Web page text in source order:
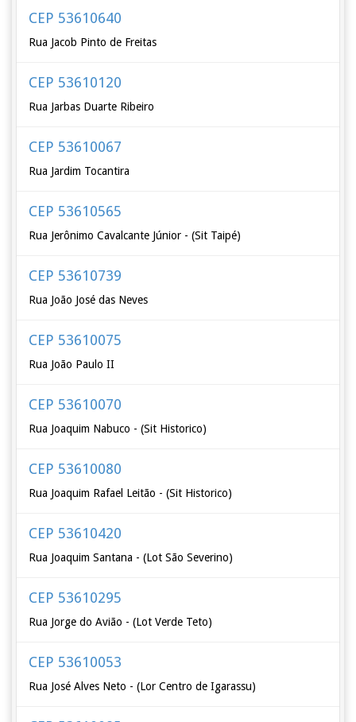
CEP 53610640
Rua Jacob Pinto de Freitas
CEP 53610120
Rua Jarbas Duarte Ribeiro
CEP 53610067
Rua Jardim Tocantira
CEP 53610565
Rua Jerônimo Cavalcante Júnior - (Sit Taipé)
CEP 53610739
Rua João José das Neves
CEP 53610075
Rua João Paulo II
CEP 53610070
Rua Joaquim Nabuco - (Sit Historico)
CEP 53610080
Rua Joaquim Rafael Leitão - (Sit Historico)
CEP 53610420
Rua Joaquim Santana - (Lot São Severino)
CEP 53610295
Rua Jorge do Avião - (Lot Verde Teto)
CEP 53610053
Rua José Alves Neto - (Lor Centro de Igarassu)